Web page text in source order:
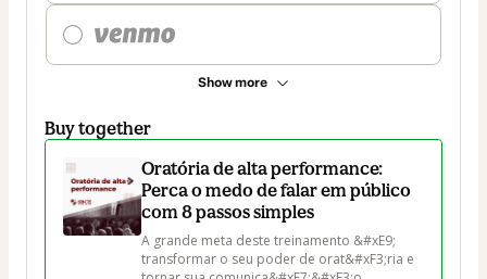
Show more
Buy together
Oratória de alta performance:
Perca o medo de falar em público
com 8 passos simples
A grande meta deste treinamento &#xE9;
transformar o seu poder de orat&#xF3;ria e